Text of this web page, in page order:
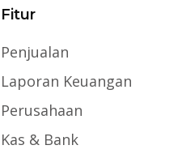
Fitur
Penjualan
Laporan Keuangan
Perusahaan
Kas & Bank